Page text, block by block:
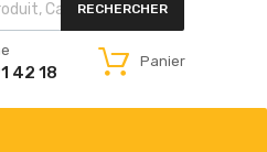
RECHERCHER
42 18
Panier